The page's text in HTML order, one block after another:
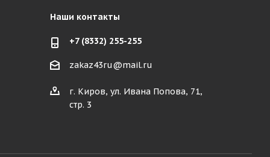
Наши контакты
+7 (8332) 255-255
zakaz43ru@mail.ru
г. Киров, ул. Ивана Попова, 71,
стр. 3